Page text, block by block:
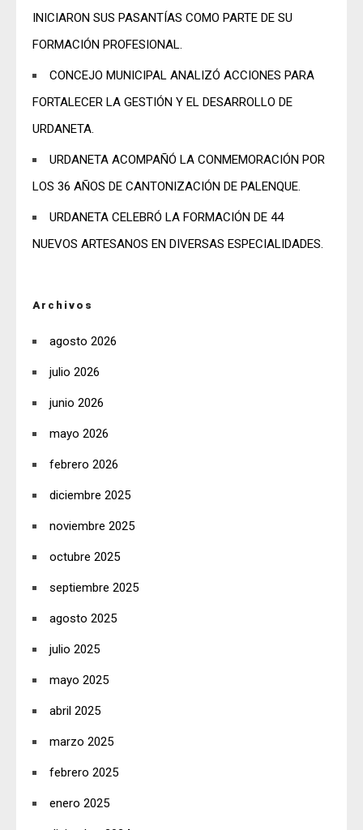
INICIARON SUS PASANTÍAS COMO PARTE DE SU
FORMACIÓN PROFESIONAL.
CONCEJO MUNICIPAL ANALIZÓ ACCIONES PARA
FORTALECER LA GESTIÓN Y EL DESARROLLO DE
URDANETA.
URDANETA ACOMPAÑÓ LA CONMEMORACIÓN POR
LOS 36 AÑOS DE CANTONIZACIÓN DE PALENQUE.
URDANETA CELEBRÓ LA FORMACIÓN DE 44
NUEVOS ARTESANOS EN DIVERSAS ESPECIALIDADES.
Archivos
agosto 2026
julio 2026
junio 2026
mayo 2026
febrero 2026
diciembre 2025
noviembre 2025
octubre 2025
septiembre 2025
agosto 2025
julio 2025
mayo 2025
abril 2025
marzo 2025
febrero 2025
enero 2025